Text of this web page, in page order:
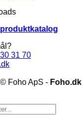
31 70
Foho ApS - Foho.dk